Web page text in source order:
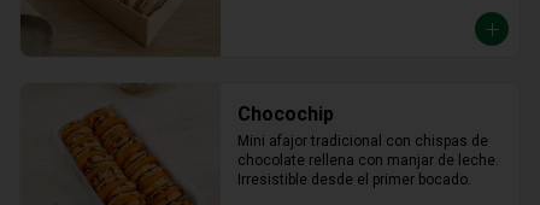
Chocochip
Mini afajor tradicional con chispas de
chocolate rellena con manjar de leche.
Irresistible desde el primer bocado.